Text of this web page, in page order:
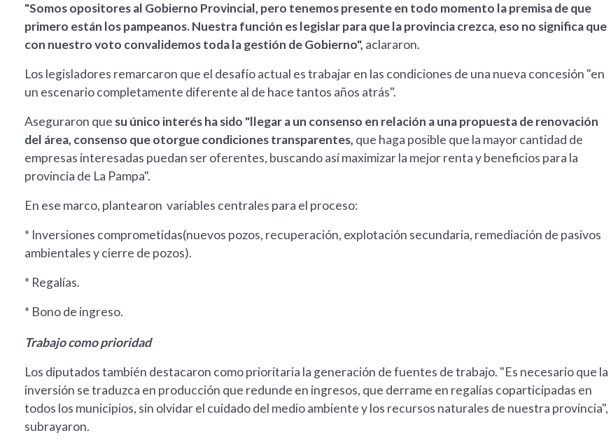
"Somos opositores al Gobierno Provincial, pero tenemos presente en todo momento la premisa de que
primero están los pampeanos. Nuestra función es legislar para que la provincia crezca, eso no significa que
con nuestro voto convalidemos toda la gestión de Gobierno", aclararon.
Los legisladores remarcaron que el desafío actual es trabajar en las condiciones de una nueva concesión "en
un escenario completamente diferente al de hace tantos años atrás".
Aseguraron que su único interés ha sido "llegar a un consenso en relación a una propuesta de renovación
del área, consenso que otorgue condiciones transparentes, que haga posible que la mayor cantidad de
empresas interesadas puedan ser oferentes, buscando así maximizar la mejor renta y beneficios para la
provincia de La Pampa".
En ese marco, plantearon variables centrales para el proceso:
* Inversiones comprometidas(nuevos pozos, recuperación, explotación secundaria, remediación de pasivos
ambientales y cierre de pozos).
* Regalías.
* Bono de ingreso.
Trabajo como prioridad
Los diputados también destacaron como prioritaria la generación de fuentes de trabajo. "Es necesario que la
inversión se traduzca en producción que redunde en ingresos, que derrame en regalías coparticipadas en
todos los municipios, sin olvidar el cuidado del medio ambiente y los recursos naturales de nuestra provincia",
subrayaron.